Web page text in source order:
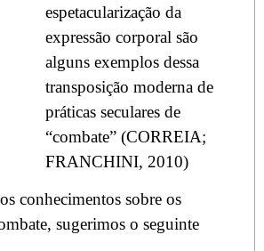
espetacularização da
expressão corporal são
alguns exemplos dessa
transposição moderna de
práticas seculares de
“combate” (CORREIA;
FRANCHINI, 2010)
conhecimentos sobre os
sugerimos o seguinte